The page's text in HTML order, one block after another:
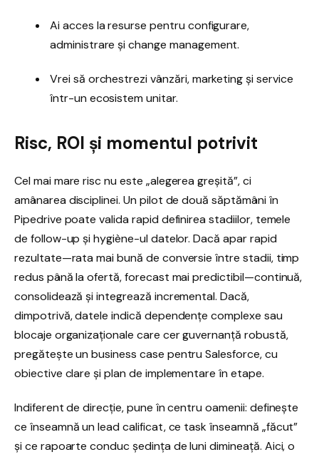
Ai acces la resurse pentru configurare,
administrare și change management.
Vrei să orchestrezi vânzări, marketing și service
într-un ecosistem unitar.
Risc, ROI și momentul potrivit
Cel mai mare risc nu este „alegerea greșită”, ci
amânarea disciplinei. Un pilot de două săptămâni în
Pipedrive poate valida rapid definirea stadiilor, temele
de follow-up și hygiène-ul datelor. Dacă apar rapid
rezultate—rata mai bună de conversie între stadii, timp
redus până la ofertă, forecast mai predictibil—continuă,
consolidează și integrează incremental. Dacă,
dimpotrivă, datele indică dependențe complexe sau
blocaje organizaționale care cer guvernanță robustă,
pregătește un business case pentru Salesforce, cu
obiective clare și plan de implementare în etape.
Indiferent de direcție, pune în centru oamenii: definește
ce înseamnă un lead calificat, ce task înseamnă „făcut”
și ce rapoarte conduc ședința de luni dimineață. Aici, o